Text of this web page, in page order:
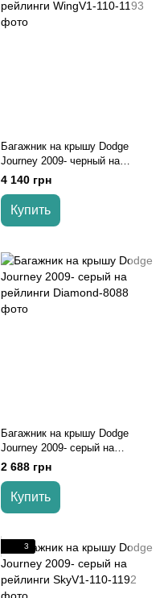
Багажник на крышу Dodge
Journey 2009- черный на
рейлинги
4 140 грн
Купить
Багажник на крышу Dodge
Journey 2009- серый на
рейлинги
2 688 грн
Купить
3